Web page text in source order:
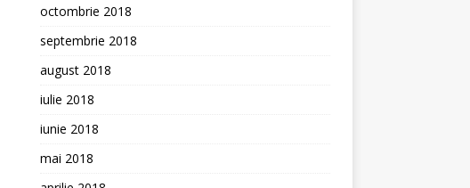
octombrie 2018
septembrie 2018
august 2018
iulie 2018
iunie 2018
mai 2018